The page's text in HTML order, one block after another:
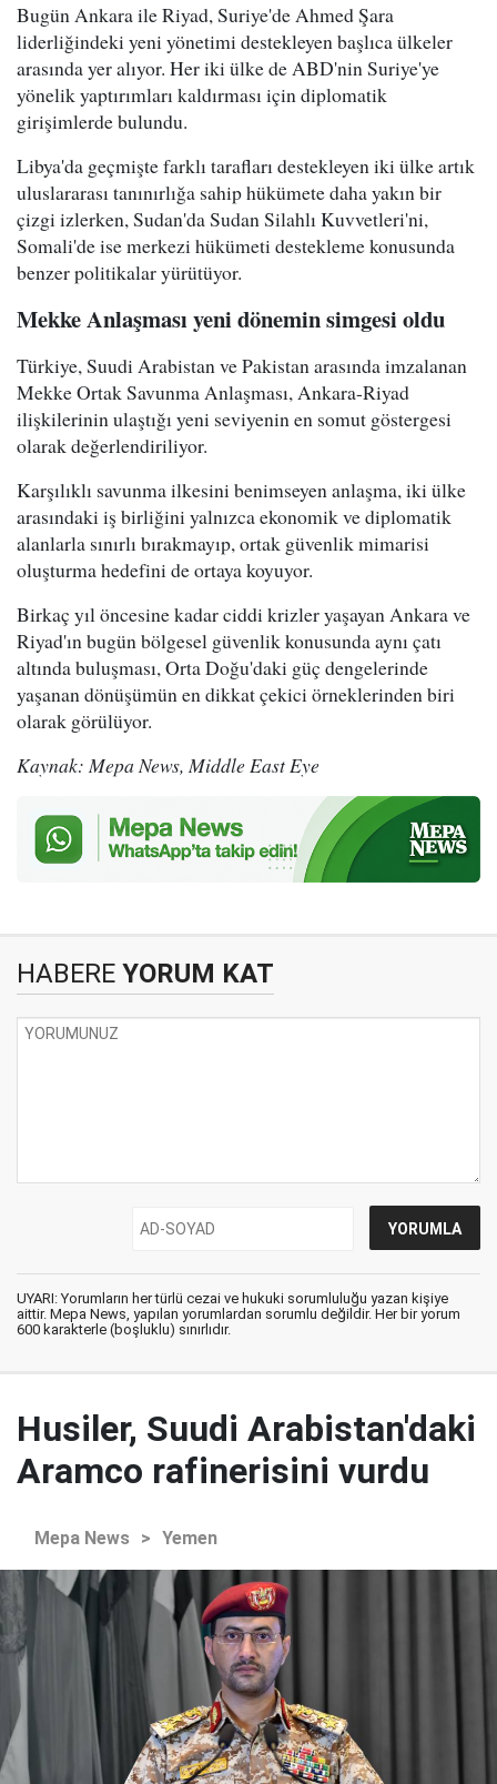
Bugün Ankara ile Riyad, Suriye'de Ahmed Şara
liderliğindeki yeni yönetimi destekleyen başlıca ülkeler
arasında yer alıyor. Her iki ülke de ABD'nin Suriye'ye
yönelik yaptırımları kaldırması için diplomatik
girişimlerde bulundu.
Libya'da geçmişte farklı tarafları destekleyen iki ülke artık
uluslararası tanınırlığa sahip hükümete daha yakın bir
çizgi izlerken, Sudan'da Sudan Silahlı Kuvvetleri'ni,
Somali'de ise merkezi hükümeti destekleme konusunda
benzer politikalar yürütüyor.
Mekke Anlaşması yeni dönemin simgesi oldu
Türkiye, Suudi Arabistan ve Pakistan arasında imzalanan
Mekke Ortak Savunma Anlaşması, Ankara-Riyad
ilişkilerinin ulaştığı yeni seviyenin en somut göstergesi
olarak değerlendiriliyor.
Karşılıklı savunma ilkesini benimseyen anlaşma, iki ülke
arasındaki iş birliğini yalnızca ekonomik ve diplomatik
alanlarla sınırlı bırakmayıp, ortak güvenlik mimarisi
oluşturma hedefini de ortaya koyuyor.
Birkaç yıl öncesine kadar ciddi krizler yaşayan Ankara ve
Riyad'ın bugün bölgesel güvenlik konusunda aynı çatı
altında buluşması, Orta Doğu'daki güç dengelerinde
yaşanan dönüşümün en dikkat çekici örneklerinden biri
olarak görülüyor.
Kaynak: Mepa News, Middle East Eye
HABERE YORUM KAT
UYARI: Yorumların her türlü cezai ve hukuki sorumluluğu yazan kişiye
aittir. Mepa News, yapılan yorumlardan sorumlu değildir. Her bir yorum
600 karakterle (boşluklu) sınırlıdır.
Husiler, Suudi Arabistan'daki
Aramco rafinerisini vurdu
Mepa News > Yemen